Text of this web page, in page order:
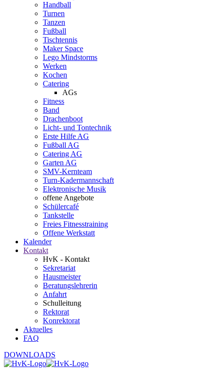
Handball
Turnen
Tanzen
Fußball
Tischtennis
Maker Space
Lego Mindstorms
Werken
Kochen
Catering
AGs
Fitness
Band
Drachenboot
Licht- und Tontechnik
Erste Hilfe AG
Fußball AG
Catering AG
Garten AG
SMV-Kernteam
Turn-Kadermannschaft
Elektronische Musik
offene Angebote
Schülercafé
Tankstelle
Freies Fitnesstraining
Offene Werkstatt
Kalender
Kontakt
HvK - Kontakt
Sekretariat
Hausmeister
Beratungslehrerin
Anfahrt
Schulleitung
Rektorat
Konrektorat
Aktuelles
FAQ
DOWNLOADS